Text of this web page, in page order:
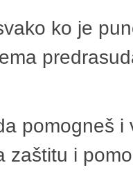
ko je
pomogneš
zaštitu i